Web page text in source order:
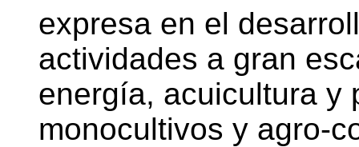
expresa en el
actividades a gran
energía, acuicultura y
monocultivos y agro-